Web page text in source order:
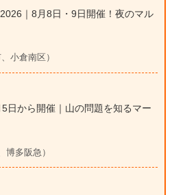
｜8月8日・9日開催！夜のマル
小倉南区）
日から開催｜山の問題を知るマー
多阪急）